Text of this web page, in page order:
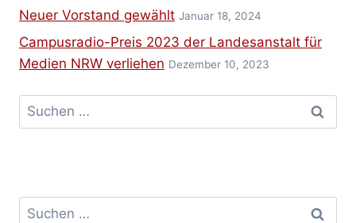
Neuer Vorstand gewählt Januar 18, 2024
Campusradio-Preis 2023 der Landesanstalt für
Medien NRW verliehen Dezember 10, 2023
Suchen
nach:
Suchen